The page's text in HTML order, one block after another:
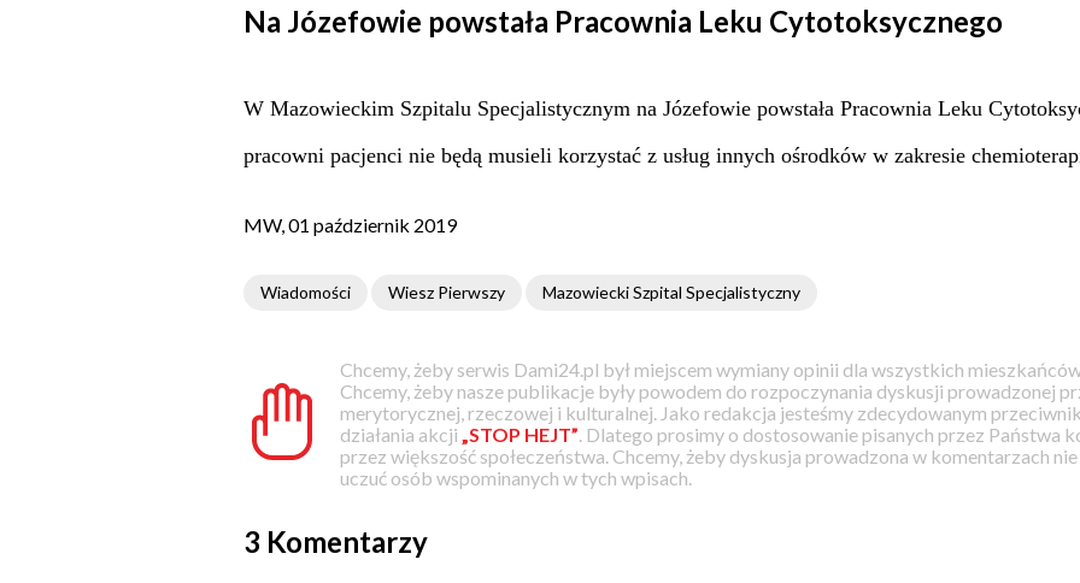
Na Józefowie powstała Pracownia Leku Cytotoksycznego
W Mazowieckim Szpitalu Specjalistycznym na Józefowie powstała Pracownia Leku
pracowni pacjenci nie będą musieli korzystać z usług innych ośrodków w zakresie
MW, 01 październik 2019
Wiadomości Wiesz Pierwszy Mazowiecki Szpital Specjalistyczny
Chcemy, żeby serwis Dami24.pl był miejscem wymiany opinii dla wszystkich
Chcemy, żeby nasze publikacje były powodem do rozpoczynania dyskusji prowadzonej
merytorycznej, rzeczowej i kulturalnej. Jako redakcja jesteśmy zdecydowanym
działania akcji „STOP HEJT” . Dlatego prosimy o dostosowanie pisanych przez Państwa
przez większość społeczeństwa. Chcemy, żeby dyskusja prowadzona w komentarzach
uczuć osób wspominanych w tych wpisach.
3 Komentarzy